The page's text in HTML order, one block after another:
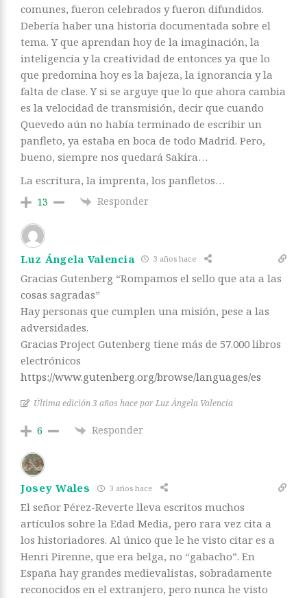
comunes, fueron celebrados y fueron difundidos.
Debería haber una historia documentada sobre el
tema. Y que aprendan hoy de la imaginación, la
inteligencia y la creatividad de entonces ya que lo
que predomina hoy es la bajeza, la ignorancia y la
falta de clase. Y si se arguye que lo que ahora cambia
es la velocidad de transmisión, decir que cuando
Quevedo aún no había terminado de escribir un
panfleto, ya estaba en boca de todo Madrid. Pero,
bueno, siempre nos quedará Sakira…
La escritura, la imprenta, los panfletos…
13 Responder
Luz Ángela Valencia 3 años hace
Gracias Gutenberg “Rompamos el sello que ata a las
cosas sagradas”
Hay personas que cumplen una misión, pese a las
adversidades.
Gracias Project Gutenberg tiene más de 57.000 libros
electrónicos
https://www.gutenberg.org/browse/languages/es
Última edición 3 años hace por Luz Ángela Valencia
6 Responder
Josey Wales 3 años hace
El señor Pérez-Reverte lleva escritos muchos
artículos sobre la Edad Media, pero rara vez cita a
los historiadores. Al único que le he visto citar es a
Henri Pirenne, que era belga, no “gabacho”. En
España hay grandes medievalistas, sobradamente
reconocidos en el extranjero, pero nunca he visto